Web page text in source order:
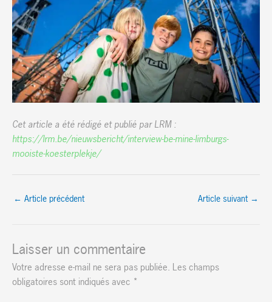
Cet article a été rédigé et publié par LRM :
https://lrm.be/nieuwsbericht/interview-be-mine-limburgs-
mooiste-koesterplekje/
← Article précédent Article suivant →
Laisser un commentaire
Votre adresse e-mail ne sera pas publiée. Les champs
obligatoires sont indiqués avec *